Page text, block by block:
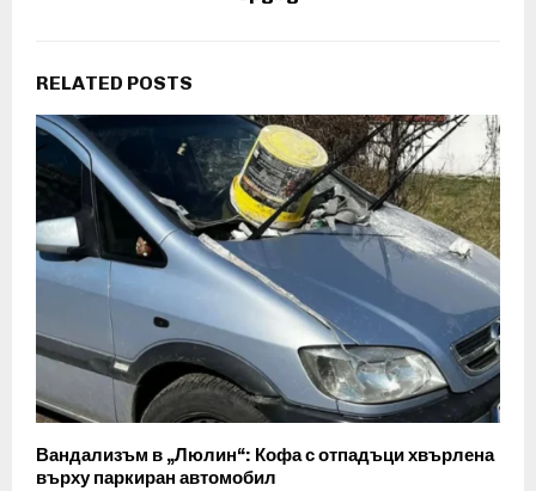
RELATED POSTS
Вандализъм в „Люлин“: Кофа с отпадъци хвърлена
върху паркиран автомобил